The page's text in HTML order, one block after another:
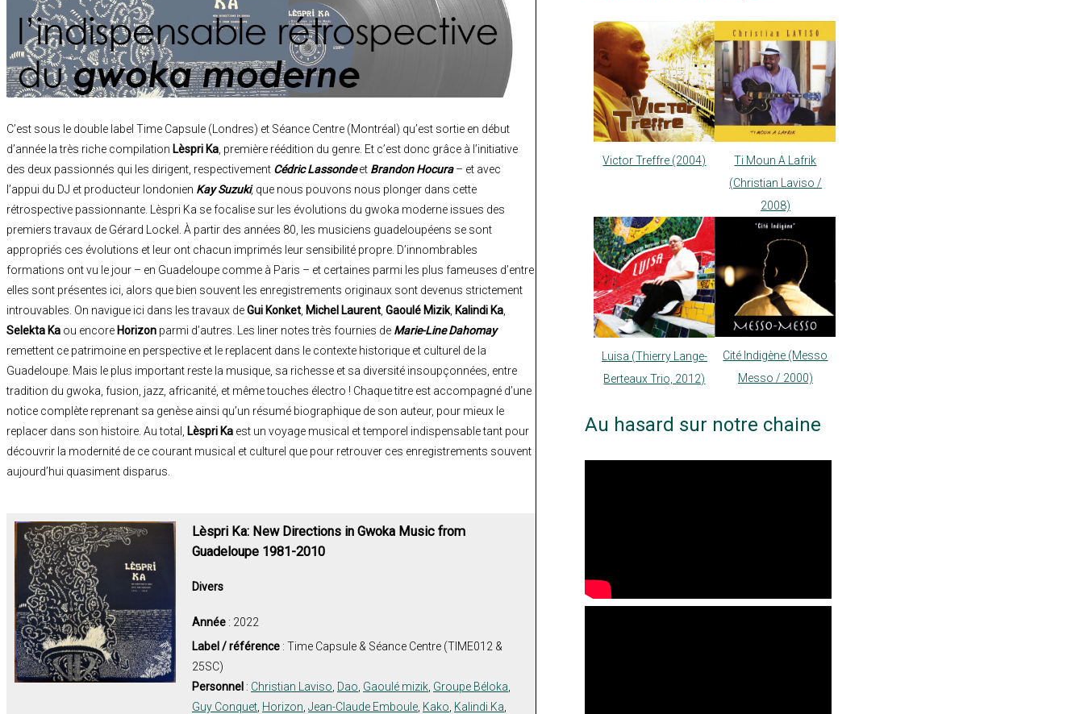
C’est sous le double label Time Capsule (Londres) et Séance Centre (Montréal) qu’est sortie en début
d’année la très riche compilation Lèspri Ka, première réédition du genre. Et c’est donc grâce à l’initiative
des deux passionnés qui les dirigent, respectivement Cédric Lassondeet Brandon Hocura– et avec
l’appui du DJ et producteur londonien Kay Suzuki, que nous pouvons nous plonger dans cette
rétrospective passionnante. Lèspri Ka se focalise sur les évolutions du gwoka moderne issues des
premiers travaux de Gérard Lockel. À partir des années 80, les musiciens guadeloupéens se sont
appropriés ces évolutions et leur ont chacun imprimés leur sensibilité propre. D’innombrables
formations ont vu le jour – en Guadeloupe comme à Paris – et certaines parmi les plus fameuses d’entre
elles sont présentes ici, alors que bien souvent les enregistrements originaux sont devenus strictement
introuvables. On navigue ici dans les travaux deGui Konket, Michel Laurent, Gaoulé Mizik, Kalindi Ka,
Selekta Ka ou encore Horizon parmi d’autres. Les liner notes très fournies de Marie-Line Dahomay
remettent ce patrimoine en perspective et le replacent dans le contexte historique et culturel de la
Guadeloupe. Mais le plus important reste la musique, sa richesse et sa diversité insoupçonnées, entre
tradition du gwoka, fusion, jazz, africanité, et même touches électro ! Chaque titre est accompagné d’une
notice complète reprenant sa genèse ainsi qu’un résumé biographique de son auteur, pour mieux le
replacer dans son histoire. Au total, Lèspri Ka est un voyage musical et temporel indispensable tant pour
découvrir la modernité de ce courant musical et culturel que pour retrouver ces enregistrements souvent
aujourd’hui quasiment disparus.
Lèspri Ka: New Directions in Gwoka Music from
Guadeloupe 1981-2010
Divers
Année : 2022
Label / référence : Time Capsule & Séance Centre (TIME012 &
25SC)
Personnel : Christian Laviso Dao Gaoulé mizik Groupe Béloka
Guy Conquet Horizon Jean-Claude Emboule Kako Kalindi Ka
Victor Treffre (2004)
Ti Moun A Lafrik
(Christian Laviso /
2008)
Luisa (Thierry Lange-
Berteaux Trio, 2012)
Cité Indigène (Messo
Messo / 2000)
Au hasard sur notre chaine